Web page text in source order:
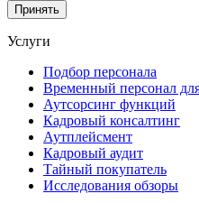
Принять
Услуги
Подбор персонала
Временный персонал
Аутсорсинг функций
Кадровый консалтинг
Аутплейсмент
Кадровый аудит
Тайный покупатель
Исследования обзоры